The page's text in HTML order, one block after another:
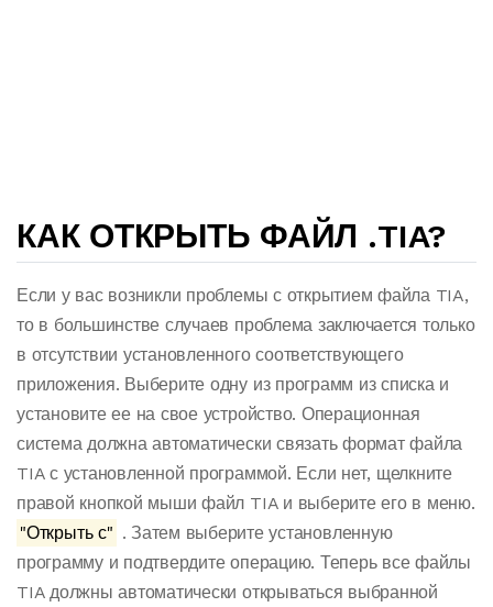
КАК ОТКРЫТЬ ФАЙЛ .TIA?
Если у вас возникли проблемы с открытием файла TIA,
то в большинстве случаев проблема заключается только
в отсутствии установленного соответствующего
приложения. Выберите одну из программ из списка и
установите ее на свое устройство. Операционная
система должна автоматически связать формат файла
TIA с установленной программой. Если нет, щелкните
правой кнопкой мыши файл TIA и выберите его в меню.
"Открыть с" . Затем выберите установленную
программу и подтвердите операцию. Теперь все файлы
TIA должны автоматически открываться выбранной